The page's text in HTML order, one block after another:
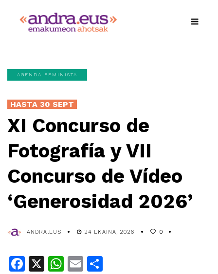
AGENDA FEMINISTA
HASTA 30 SEPT
XI Concurso de
Fotografía y VII
Concurso de Vídeo
‘Generosidad 2026’
ANDRA.EUS 24 EKAINA, 2026 0
Facebook
X WhatsApp
Email